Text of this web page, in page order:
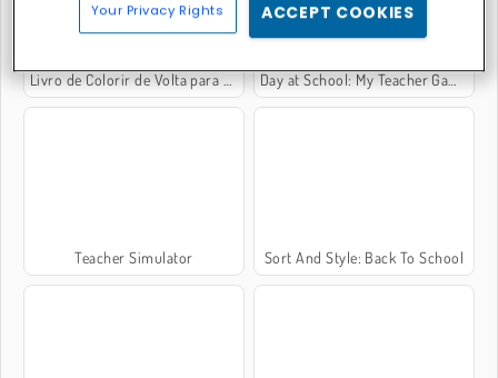
Livro de Colorir de Volta para Escola Day at School: My Teacher Games
Teacher Simulator Sort And Style: Back To School
Your Privacy Rights ACCEPT COOKIES